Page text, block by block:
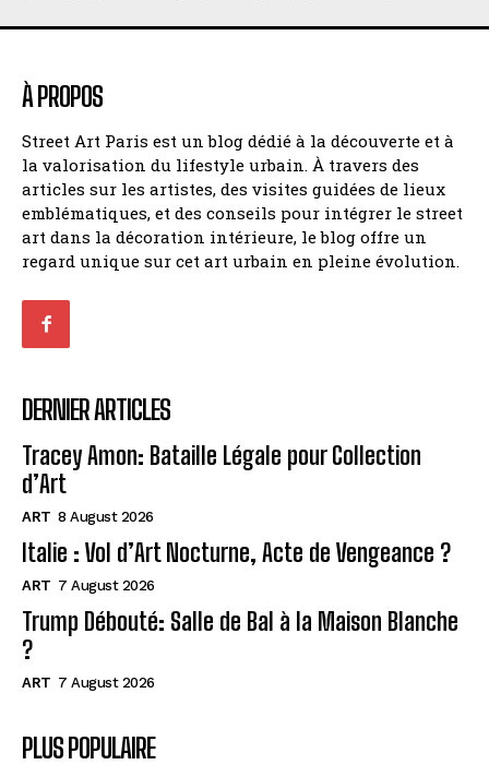
À PROPOS
Street Art Paris est un blog dédié à la découverte et à
la valorisation du lifestyle urbain. À travers des
articles sur les artistes, des visites guidées de lieux
emblématiques, et des conseils pour intégrer le street
art dans la décoration intérieure, le blog offre un
regard unique sur cet art urbain en pleine évolution.
DERNIER ARTICLES
Tracey Amon: Bataille Légale pour Collection
d’Art
ART 8 August 2026
Italie : Vol d’Art Nocturne, Acte de Vengeance ?
ART 7 August 2026
Trump Débouté: Salle de Bal à la Maison Blanche
?
ART 7 August 2026
PLUS POPULAIRE